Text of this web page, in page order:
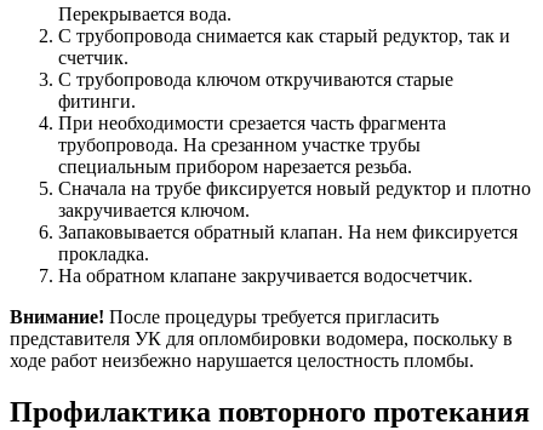
Перекрывается вода.
С трубопровода снимается как старый редуктор, так и
счетчик.
С трубопровода ключом откручиваются старые
фитинги.
При необходимости срезается часть фрагмента
трубопровода. На срезанном участке трубы
специальным прибором нарезается резьба.
Сначала на трубе фиксируется новый редуктор и плотно
закручивается ключом.
Запаковывается обратный клапан. На нем фиксируется
прокладка.
На обратном клапане закручивается водосчетчик.
Внимание! После процедуры требуется пригласить
представителя УК для опломбировки водомера, поскольку в
ходе работ неизбежно нарушается целостность пломбы.
Профилактика повторного протекания